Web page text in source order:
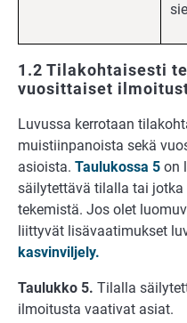
1.2 Tilakohtaisesti
vuosittaiset
Luvussa kerrotaan
muistiinpanoista sekä
asioista. Taulukossa 5 on
säilytettävä tilalla tai
tekemistä. Jos olet
liittyvät lisävaatimukset
kasvinviljely.
Taulukko 5. Tilalla
ilmoitusta vaativat asiat.